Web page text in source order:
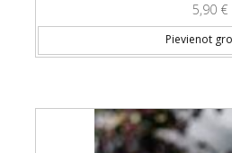
5,90 €
Pievienot